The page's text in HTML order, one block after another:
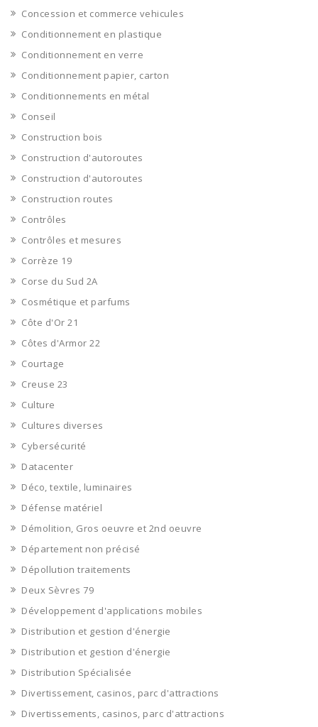
Concession et commerce vehicules
Conditionnement en plastique
Conditionnement en verre
Conditionnement papier, carton
Conditionnements en métal
Conseil
Construction bois
Construction d'autoroutes
Construction d'autoroutes
Construction routes
Contrôles
Contrôles et mesures
Corrèze 19
Corse du Sud 2A
Cosmétique et parfums
Côte d'Or 21
Côtes d'Armor 22
Courtage
Creuse 23
Culture
Cultures diverses
Cybersécurité
Datacenter
Déco, textile, luminaires
Défense matériel
Démolition, Gros oeuvre et 2nd oeuvre
Département non précisé
Dépollution traitements
Deux Sèvres 79
Développement d'applications mobiles
Distribution et gestion d'énergie
Distribution et gestion d'énergie
Distribution Spécialisée
Divertissement, casinos, parc d'attractions
Divertissements, casinos, parc d'attractions